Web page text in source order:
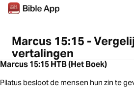
Marcus 15:15 -
vertalingen
Marcus 15:15 HTB (Het Boek)
Pilatus besloot de mensen hun zin te